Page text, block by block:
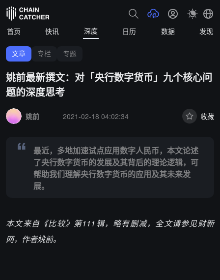
首页 快讯 深度 日历 数据 发现
文章 专栏 专题
姚前最新撰文：对「央行数字货币」九个核心问
题的深度思考
姚前
2021-02-18 04:02:34 收藏
最近，多地加速试点应用数字人民币，本文论述
了央行数字货币的发展及其背后的理论逻辑，可
帮助我们理解央行数字货币的应用及其未来发
展。
本文来自《比较》第111辑，略有删减，全文请参见财新
网，作者姚前。